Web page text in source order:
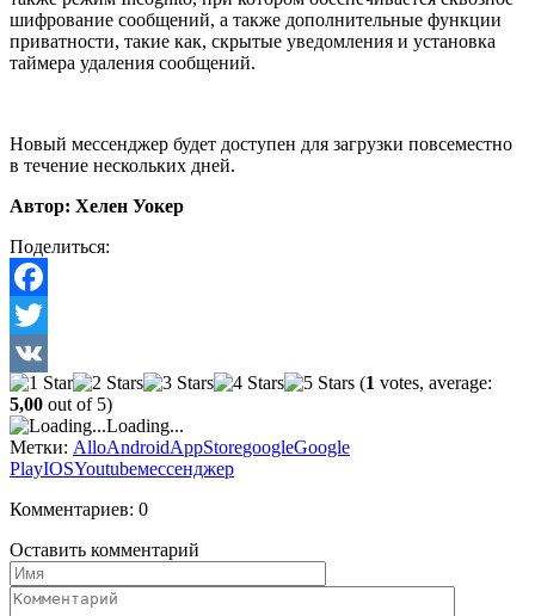
шифрование сообщений, а также дополнительные функции
приватности, такие как, скрытые уведомления и установка
таймера удаления сообщений.
Новый мессенджер будет доступен для загрузки повсеместно
в течение нескольких дней.
Автор: Хелен Уокер
Поделиться:
Facebook
Twitter
VK
(1 votes, average:
5,00 out of 5)
Loading...
Метки: AlloAndroidAppStoregoogleGoogle
PlayIOSYoutubeмессенджер
Комментариев: 0
Оставить комментарий